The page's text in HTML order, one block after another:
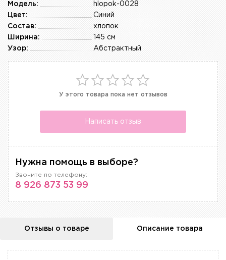
hlopok-0028
Модель:
Синий
Цвет:
хлопок
Состав:
145 см
Ширина:
Абстрактный
Узор:
У этого товара пока нет отзывов
Написать отзыв
Нужна помощь в выборе?
Звоните по телефону:
8 926 873 53 99
Отзывы о товаре Описание товара